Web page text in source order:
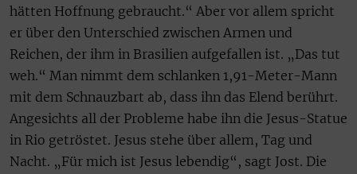
hätten Hoffnung gebraucht.“ Aber vor allem spricht
er über den Unterschied zwischen Armen und
Reichen, der ihm in Brasilien aufgefallen ist. „Das tut
weh.“ Man nimmt dem schlanken 1,91-Meter-Mann
mit dem Schnauzbart ab, dass ihn das Elend berührt.
Angesichts all der Probleme habe ihn die Jesus-Statue
in Rio getröstet. Jesus stehe über allem, Tag und
Nacht. „Für mich ist Jesus lebendig“, sagt Jost. Die